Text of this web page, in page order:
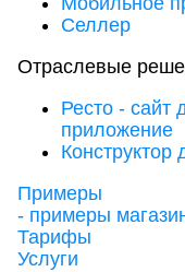
Селлер
Отраслевые
Ресто - сайт
приложение
Конструктор
Примеры
- примеры
Тарифы
Услуги